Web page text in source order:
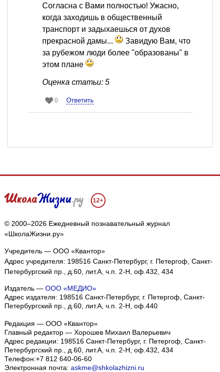
Согласна с Вами полностью! Ужасно,
когда заходишь в общественный
транспорт и задыхаешься от духов
прекрасной дамы...
Завидую Вам, что
за рубежом люди более "образованы" в
этом плане
Оценка статьи: 5
0 Ответить
12+
© 2000–2026 Ежедневный познавательный журнал
«ШколаЖизни.ру»
Учредитель — ООО «Квантор»
Адрес учредителя: 198516 Санкт-Петербург, г. Петергоф, Санкт-
Петербургский пр., д.60, лит.А, ч.п. 2-Н, оф.432, 434
Издатель — ООО «МЕДИО»
Адрес издателя: 198516 Санкт-Петербург, г. Петергоф, Санкт-
Петербургский пр., д.60, лит.А, ч.п. 2-Н, оф.440
Редакция — ООО «Квантор»
Главный редактор — Хорошев Михаил Валерьевич
Адрес редакции: 198516 Санкт-Петербург, г. Петергоф Санкт-
Петербургский пр., д.60, лит.А, ч.п. 2-Н, оф.432, 434
Телефон:+7 812 640-06-60
Электронная почта: askme@shkolazhizni.ru